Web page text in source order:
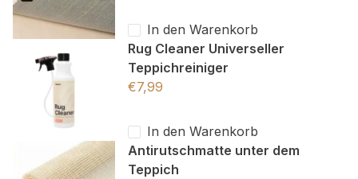
In den Warenkorb
Rug Cleaner Universeller
Teppichreiniger
€7,99
In den Warenkorb
Antirutschmatte unter dem
Teppich